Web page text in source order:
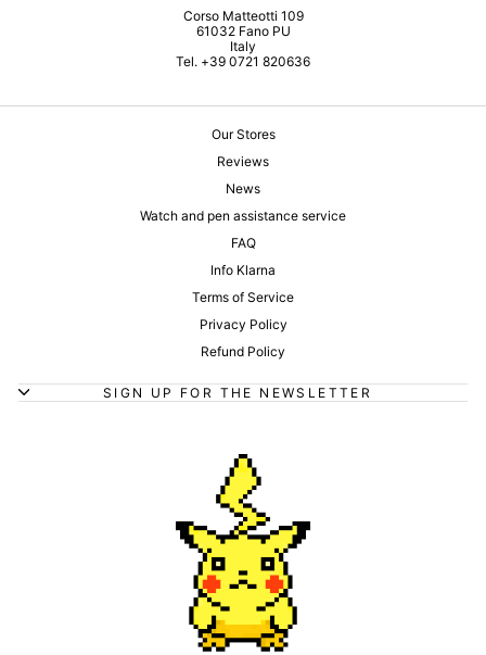
Corso Matteotti 109
61032 Fano PU
Italy
Tel. +39 0721 820636
Our Stores
Reviews
News
Watch and pen assistance service
FAQ
Info Klarna
Terms of Service
Privacy Policy
Refund Policy
SIGN UP FOR THE NEWSLETTER